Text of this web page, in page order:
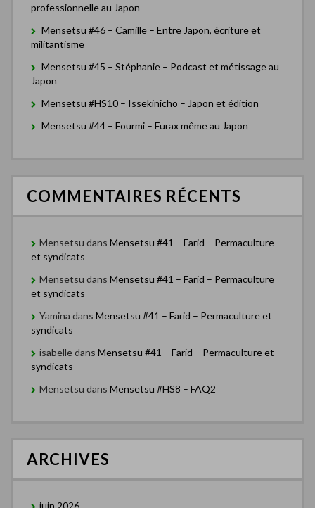
professionnelle au Japon
Mensetsu #46 – Camille – Entre Japon, écriture et
militantisme
Mensetsu #45 – Stéphanie – Podcast et métissage au
Japon
Mensetsu #HS10 – Issekinicho – Japon et édition
Mensetsu #44 – Fourmi – Furax même au Japon
COMMENTAIRES RÉCENTS
Mensetsu dans Mensetsu #41 – Farid – Permaculture
et syndicats
Mensetsu dans Mensetsu #41 – Farid – Permaculture
et syndicats
Yamina dans Mensetsu #41 – Farid – Permaculture et
syndicats
isabelledans Mensetsu #41 – Farid – Permaculture et
syndicats
Mensetsu dans Mensetsu #HS8 – FAQ2
ARCHIVES
juin 2026